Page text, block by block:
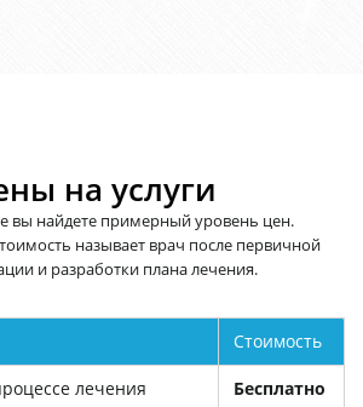
на услуги
вы найдете примерный уровень цен.
называет врач после первичной
и разработки плана лечения.
Стоимость
лечения Бесплатно